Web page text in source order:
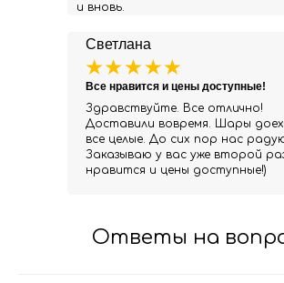
и вновь.
Светлана
Здравствуйте. Все отлично!
Доставили вовремя. Шары
все целые. До сих пор нас
Заказываю у вас уже второй
нравится и цены доступные!)
Все нравится и цены доступные!
Ответы на